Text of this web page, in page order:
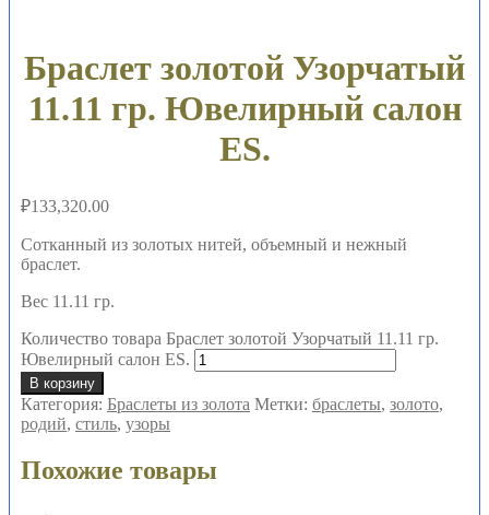
Браслет золотой Узорчатый
11.11 гр. Ювелирный салон
ES.
₽133,320.00
Сотканный из золотых нитей, объемный и нежный
браслет.
Вес 11.11 гр.
Количество товара Браслет золотой Узорчатый 11.11 гр.
Ювелирный салон ES.
В корзину
Категория: Браслеты из золота Метки: браслеты, золото,
родий, стиль, узоры
Похожие товары